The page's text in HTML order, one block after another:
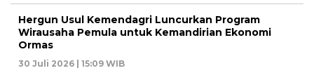
Hergun Usul Kemendagri Luncurkan Program
Wirausaha Pemula untuk Kemandirian Ekonomi
Ormas
30 Juli 2026 | 15:09 WIB